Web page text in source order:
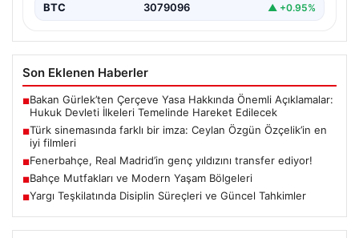
BTC 3079096 ▲ +0.95%
Son Eklenen Haberler
■Bakan Gürlek’ten Çerçeve Yasa Hakkında Önemli Açıklamalar:
Hukuk Devleti İlkeleri Temelinde Hareket Edilecek
■Türk sinemasında farklı bir imza: Ceylan Özgün Özçelik’in en
iyi filmleri
■Fenerbahçe, Real Madrid’in genç yıldızını transfer ediyor!
■Bahçe Mutfakları ve Modern Yaşam Bölgeleri
■Yargı Teşkilatında Disiplin Süreçleri ve Güncel Tahkimler